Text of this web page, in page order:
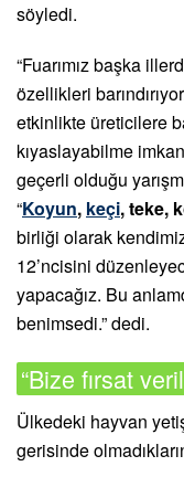
söyledi.
“Fuarımız başka
özellikleri
etkinlikte üreticilere
kıyaslayabilme
geçerli olduğu
“Koyun, keçi, teke,
birliği olarak
12’ncisini
yapacağız. Bu
benimsedi.” dedi.
“Bize fırsat
Ülkedeki hayvan
gerisinde